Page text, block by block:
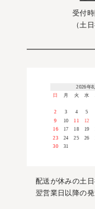
受付
（土
2026年8
日
月 火 水
2 3 4 5
9
10 11 12
16
17 18 19
23 24 25 26
30
31
配送が休みの土
翌営業日以降の